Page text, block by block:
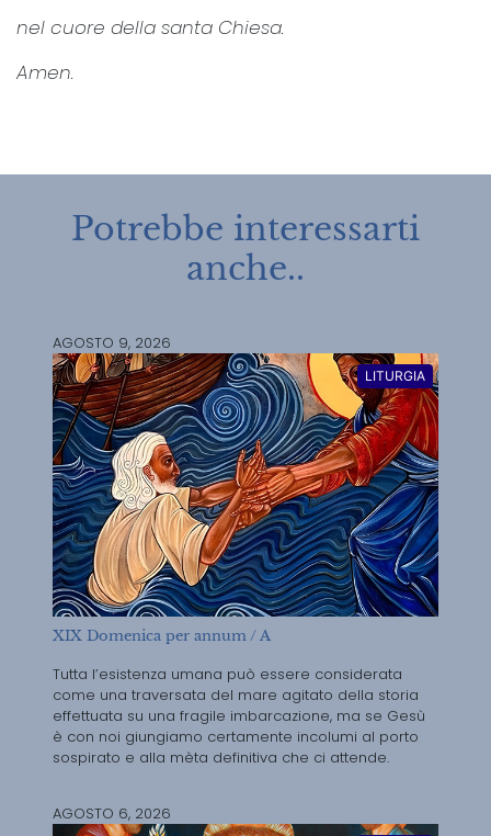
nel cuore della santa Chiesa.
Amen.
Potrebbe interessarti
anche..
AGOSTO 9, 2026
LITURGIA
XIX Domenica per annum / A
Tutta l’esistenza umana può essere considerata
come una traversata del mare agitato della storia
effettuata su una fragile imbarcazione, ma se Gesù
è con noi giungiamo certamente incolumi al porto
sospirato e alla mèta definitiva che ci attende.
AGOSTO 6, 2026